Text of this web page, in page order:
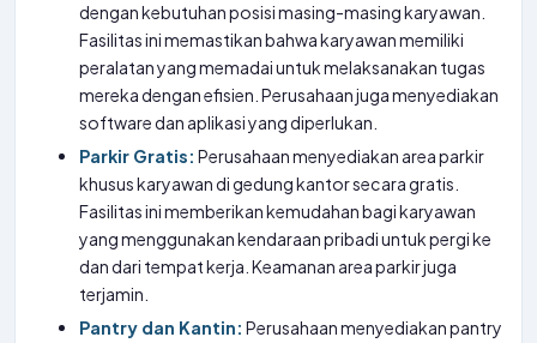
dengan kebutuhan posisi masing-masing karyawan.
Fasilitas ini memastikan bahwa karyawan memiliki
peralatan yang memadai untuk melaksanakan tugas
mereka dengan efisien. Perusahaan juga menyediakan
software dan aplikasi yang diperlukan.
Parkir Gratis: Perusahaan menyediakan area parkir
khusus karyawan di gedung kantor secara gratis.
Fasilitas ini memberikan kemudahan bagi karyawan
yang menggunakan kendaraan pribadi untuk pergi ke
dan dari tempat kerja. Keamanan area parkir juga
terjamin.
Pantry dan Kantin: Perusahaan menyediakan pantry